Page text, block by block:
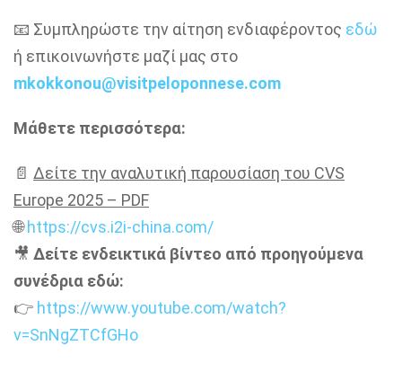
📧 Συμπληρώστε την αίτηση ενδιαφέροντος εδώ
ή επικοινωνήστε μαζί μας στο
mkokkonou@visitpeloponnese.com
Μάθετε περισσότερα:
📄 Δείτε την αναλυτική παρουσίαση του CVS
Europe 2025 – PDF
🌐https://cvs.i2i-china.com/
🎥 Δείτε ενδεικτικά βίντεο από προηγούμενα
συνέδρια εδώ:
👉 https://www.youtube.com/watch?
v=SnNgZTCfGHo